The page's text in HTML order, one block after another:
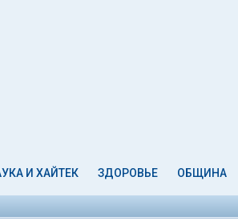
И ХАЙТЕК ЗДОРОВЬЕ ОБЩИНА